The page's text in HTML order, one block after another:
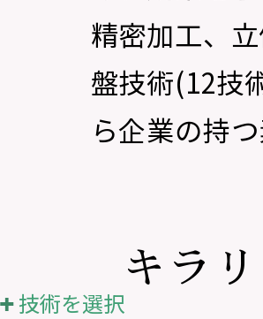
精密加工、
盤技術(12技
ら企業の持
キラ
技術を選択